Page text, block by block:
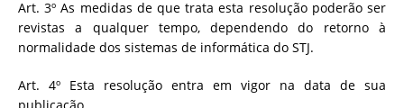
Art. 3º As medidas de que trata esta resolução poderão ser
revistas a qualquer tempo, dependendo do retorno à
normalidade dos sistemas de informática do STJ.
Art. 4º Esta resolução entra em vigor na data de sua